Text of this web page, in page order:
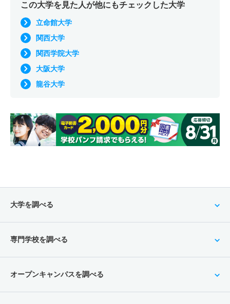
この大学を見た人が他にもチェックした大学
立命館大学
関西大学
関西学院大学
大阪大学
龍谷大学
大学を調べる
専門学校を調べる
オープンキャンパスを調べる